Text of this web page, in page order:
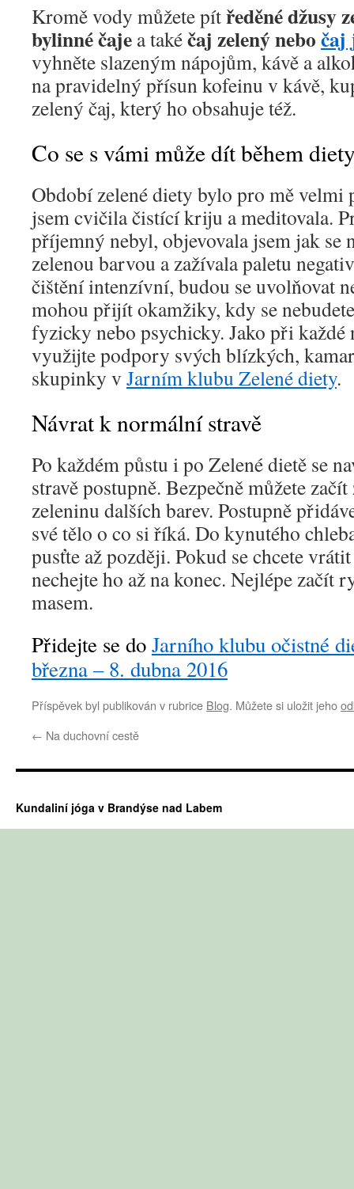
Kromě vody můžete pítředěné džusy
bylinné čaje a takéčaj zelený nebočaj
vyhněte slazeným nápojům, kávě a
na pravidelný přísun kofeinu v kávě,
zelený čaj, který ho obsahuje též.
Co se s vámi může dít během
Období zelené diety bylo pro mě velmi
jsem cvičila čistící kriju a meditovala.
příjemný nebyl, objevovala jsem jak se
zelenou barvou a zažívala paletu
čištění intenzívní, budou se uvolňovat
mohou přijít okamžiky, kdy se
fyzicky nebo psychicky. Jako při každé
využijte podpory svých blízkých,
skupinky v Jarním klubu Zelené diety.
Návrat k normální stravě
Po každém půstu i po Zelené dietě se
stravě postupně. Bezpečně můžete
zeleninu dalších barev. Postupně
své tělo o co si říká. Do kynutého
pusťte až později. Pokud se chcete
nechejte ho až na konec. Nejlépe začít
masem.
Přidejte se doJarního klubu očistné
března – 8. dubna 2016
Příspěvek byl publikován v rubrice Blog. Můžete si uložit jeho
← Na duchovní cestě
Kundaliní jóga v Brandýse nad Labem